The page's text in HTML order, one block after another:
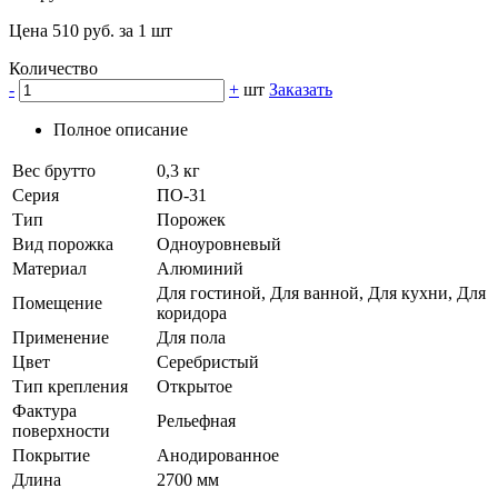
Цена 510 руб. за 1 шт
Количество
-
+ шт Заказать
Полное описание
Вес брутто
0,3 кг
Серия
ПО-31
Тип
Порожек
Вид порожка
Одноуровневый
Материал
Алюминий
Помещение
Для гостиной, Для ванной, Для кухни, Для
коридора
Применение
Для пола
Цвет
Серебристый
Тип крепления
Открытое
Фактура
поверхности
Рельефная
Покрытие
Анодированное
Длина
2700 мм